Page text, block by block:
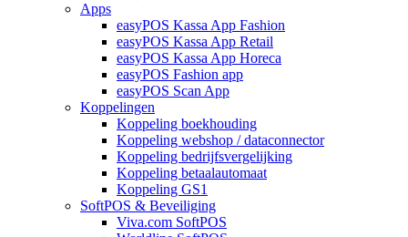
Apps
easyPOS Kassa App Fashion
easyPOS Kassa App Retail
easyPOS Kassa App Horeca
easyPOS Fashion app
easyPOS Scan App
Koppelingen
Koppeling boekhouding
Koppeling webshop / dataconnector
Koppeling bedrijfsvergelijking
Koppeling betaalautomaat
Koppeling GS1
SoftPOS & Beveiliging
Viva.com SoftPOS